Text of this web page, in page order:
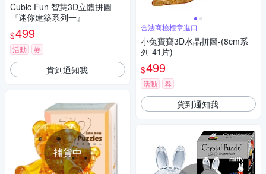
Cubic Fun 智慧3D立體拼圖
『迷你建築系列一』
$499
活動 券
貨到通知我
補貨中
合法商檢標章進口
小兔寶寶3D水晶拼圖-(8cm系
列-41片)
$499
活動 券
貨到通知我